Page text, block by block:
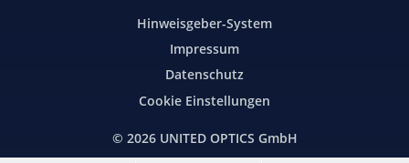
Hinweisgeber-System
Impressum
Datenschutz
Cookie Einstellungen
© 2026 UNITED OPTICS GmbH